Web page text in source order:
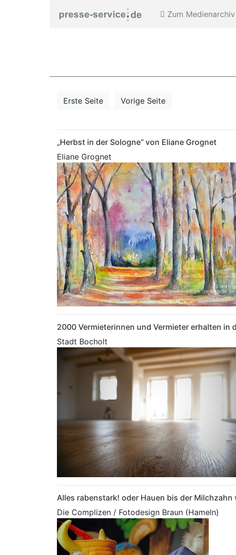
Zum Medienarchiv
Erste Seite Vorige Seite
„Herbst in der Sologne“ von Eliane Grognet
Eliane Grognet
2000 Vermieterinnen und Vermieter erhalten in
Stadt Bocholt
Alles rabenstark! oder Hauen bis der Milchzahn
Die Complizen / Fotodesign Braun (Hameln)